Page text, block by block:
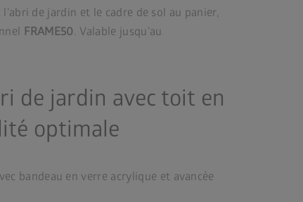
de jardin et le cadre de sol au panier,
FRAME50. Valable jusqu’au
de jardin avec toit en
optimale
bandeau en verre acrylique et avancée